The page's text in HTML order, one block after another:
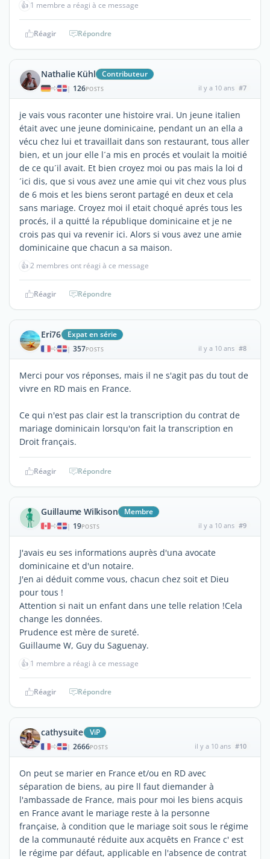
👍 1 membre a réagi à ce message
Réagir Répondre
Nathalie Kühl Contributeur
| 126POSTS il y a 10 ans #7
je vais vous raconter une histoire vrai. Un jeune italien
était avec une jeune dominicaine, pendant un an ella a
vécu chez lui et travaillait dans son restaurant, tous aller
bien, et un jour elle l´a mis en procés et voulait la moitié
de ce qu´il avait. Et bien croyez moi ou pas mais la loi d
´ici dis, que si vous avez une amie qui vit chez vous plus
de 6 mois et les biens seront partagé en deux et cela
sans mariage. Croyez moi il etait choqué aprés tous les
procés, il a quitté la république dominicaine et je ne
crois pas qui va revenir ici. Alors si vous avez une amie
dominicaine que chacun a sa maison.
👍2 membres ont réagi à ce message
Réagir Répondre
Eri76 Expat en série
| 357POSTS il y a 10 ans #8
Merci pour vos réponses, mais il ne s'agit pas du tout de
vivre en RD mais en France.
Ce qui n'est pas clair est la transcription du contrat de
mariage dominicain lorsqu'on fait la transcription en
Droit français.
Réagir Répondre
Guillaume Wilkison Membre
| 19POSTS il y a 10 ans #9
J'avais eu ses informations auprès d'una avocate
dominicaine et d'un notaire.
J'en ai déduit comme vous, chacun chez soit et Dieu
pour tous !
Attention si nait un enfant dans une telle relation !Cela
change les données.
Prudence est mère de sureté.
Guillaume W, Guy du Saguenay.
👍 1 membre a réagi à ce message
Réagir Répondre
cathysuite ViP
| 2666POSTS il y a 10 ans #10
On peut se marier en France et/ou en RD avec
séparation de biens, au pire ll faut diemander à
l'ambassade de France, mais pour moi les biens acquis
en France avant le mariage reste à la personne
française, à condition que le mariage soit sous le régime
de la communauté réduite aux acquêts en France c' est
le régime par défaut, applicable en l'absence de contrat